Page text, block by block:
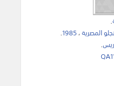
.
المصرية،1985
.
.